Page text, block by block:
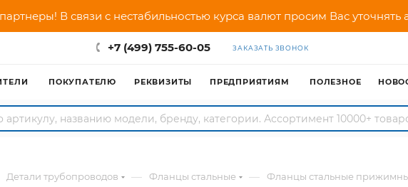
В связи с нестабильностью курса валют просим Вас
+7 (499) 755-60-05 ЗАКАЗАТЬ ЗВОНОК
ПОКУПАТЕЛЮ РЕКВИЗИТЫ ПРЕДПРИЯТИЯМ ПОЛЕЗНОЕ
Детали трубопроводов — Фланцы стальные — Фланцы стальные